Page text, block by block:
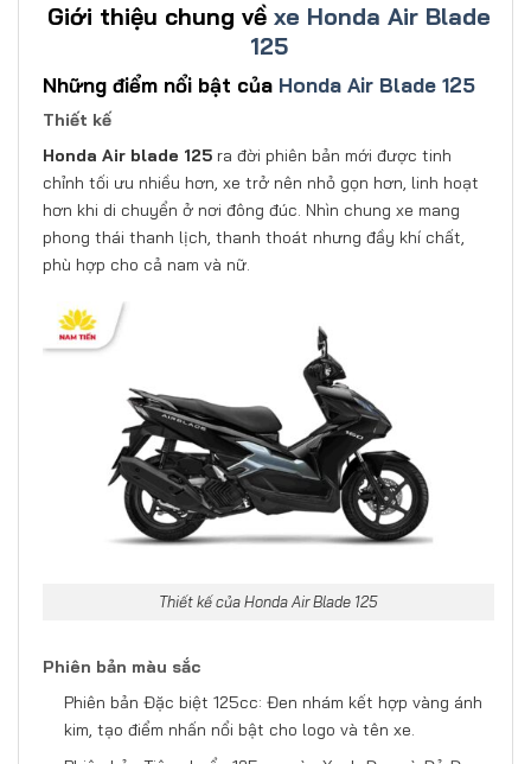
Giới thiệu chung về xe Honda Air Blade
125
Những điểm nổi bật của Honda Air Blade 125
Thiết kế
Honda Air blade 125 ra đời phiên bản mới được tinh
chỉnh tối ưu nhiều hơn, xe trở nên nhỏ gọn hơn, linh hoạt
hơn khi di chuyển ở nơi đông đúc. Nhìn chung xe mang
phong thái thanh lịch, thanh thoát nhưng đầy khí chất,
phù hợp cho cả nam và nữ.
Thiết kế của Honda Air Blade 125
Phiên bản màu sắc
Phiên bản Đặc biệt 125cc: Đen nhám kết hợp vàng ánh
kim, tạo điểm nhấn nổi bật cho logo và tên xe.